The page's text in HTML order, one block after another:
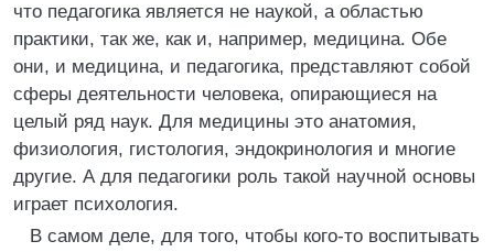
что педагогика является не наукой, а областью
практики, так же, как и, например, медицина. Обе
они, и медицина, и педагогика, представляют собой
сферы деятельности человека, опирающиеся на
целый ряд наук. Для медицины это анатомия,
физиология, гистология, эндокринология и многие
другие. А для педагогики роль такой научной основы
играет психология.
В самом деле, для того, чтобы кого-то воспитывать